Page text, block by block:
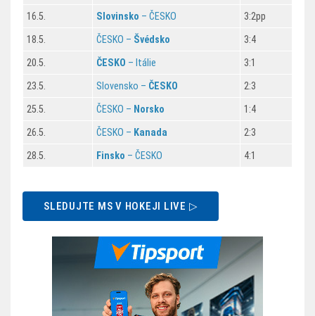
16.5. Slovinsko – ČESKO 3:2pp
18.5. ČESKO – Švédsko 3:4
20.5. ČESKO – Itálie 3:1
23.5. Slovensko – ČESKO 2:3
25.5. ČESKO – Norsko 1:4
26.5. ČESKO – Kanada 2:3
28.5. Finsko – ČESKO 4:1
SLEDUJTE MS V HOKEJI LIVE ▷